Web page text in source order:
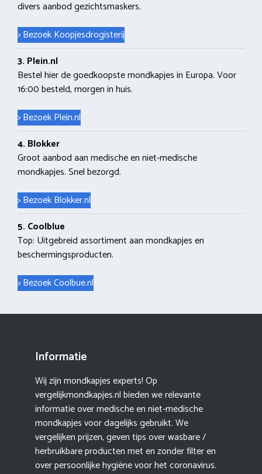
divers aanbod gezichtsmaskers.
> Bezoek Koopjesdrogisterij
3. Plein.nl
Bestel hier de goedkoopste mondkapjes in Europa. Voor
16:00 besteld, morgen in huis.
> Bezoek Plein.nl
4. Blokker
Groot aanbod aan medische en niet-medische
mondkapjes. Snel bezorgd.
> Bezoek Blokker.nl
5. Coolblue
Top: Uitgebreid assortiment aan mondkapjes en
beschermingsproducten.
> Bezoek Coolbue.nl
Informatie
Wij zijn mondkapjes experts! Op
vergelijkmondkapjes.nl bieden we relevante
informatie over medische en niet-medische
mondkapjes voor dagelijks gebruikt. We
vergelijken prijzen, geven tips over wasbare /
herbruikbare producten met en zonder filter en
over persoonlijke hygiëne voor het coronavirus.